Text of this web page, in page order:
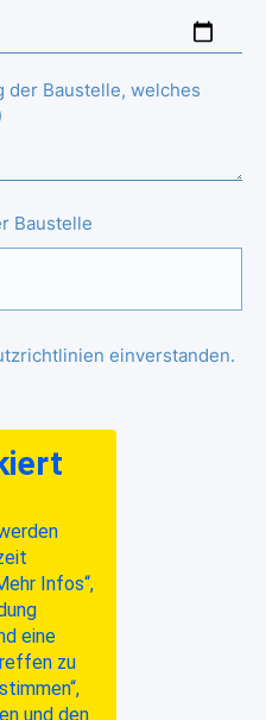
der Baustelle, welches
Baustelle
einverstanden.